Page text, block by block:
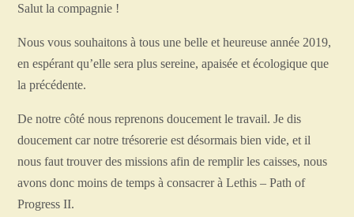
Salut la compagnie !
Nous vous souhaitons à tous une belle et heureuse année 2019,
en espérant qu’elle sera plus sereine, apaisée et écologique que
la précédente.
De notre côté nous reprenons doucement le travail. Je dis
doucement car notre trésorerie est désormais bien vide, et il
nous faut trouver des missions afin de remplir les caisses, nous
avons donc moins de temps à consacrer à Lethis – Path of
Progress II.